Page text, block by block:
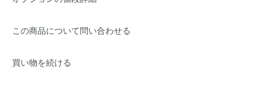
この商品について問い合わせる
買い物を続ける